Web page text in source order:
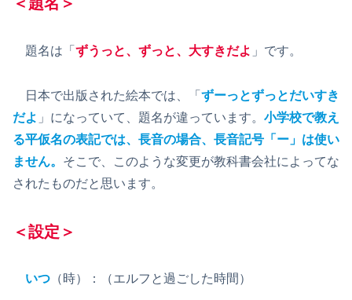
題名は「 ずうっと、ずっと、大すきだよ 」です。
日本で出版された絵本では、「 ずーっとずっとだいすき
だよ 」になっていて、題名が違っています。 小学校で教え
る平仮名の表記では、長音の場合、長音記号「ー」は使い
ません。 そこで、このような変更が教科書会社によってな
されたものだと思います。
＜設定＞
いつ （時）：（エルフと過ごした時間）